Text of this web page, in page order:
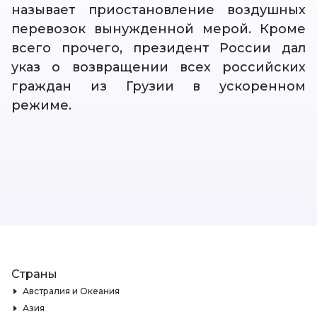
называет приостановление воздушных
перевозок вынужденной мерой. Кроме
всего прочего, президент России дал
указ о возвращении всех российских
граждан из Грузии в ускоренном
режиме.
Страны
Австралия и Океания
Азия